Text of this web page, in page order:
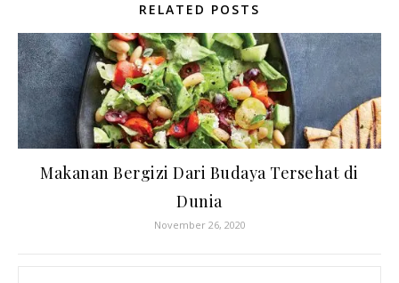
RELATED POSTS
Makanan Bergizi Dari Budaya Tersehat di
Dunia
November 26, 2020